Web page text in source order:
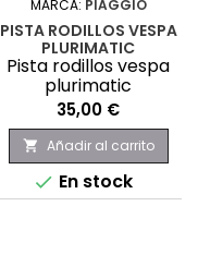
MARCA: PIAGGIO
PISTA RODILLOS VESPA
PLURIMATIC
Pista rodillos vespa
plurimatic
Precio
35,00 €
 Añadir al carrito
 En stock